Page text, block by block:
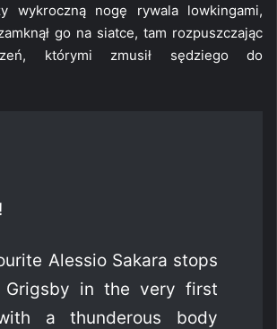
wykroczną nogę rywala lowkingami,
go na siatce, tam rozpuszczając
którymi zmusił sędziego do
Alessio Sakara stops
Grigsby in the very first
a thunderous body